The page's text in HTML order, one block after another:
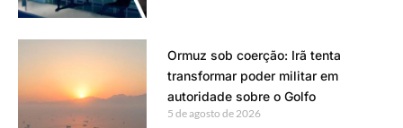
Ormuz sob coerção: Irã tenta
transformar poder militar em
autoridade sobre o Golfo
5 de agosto de 2026